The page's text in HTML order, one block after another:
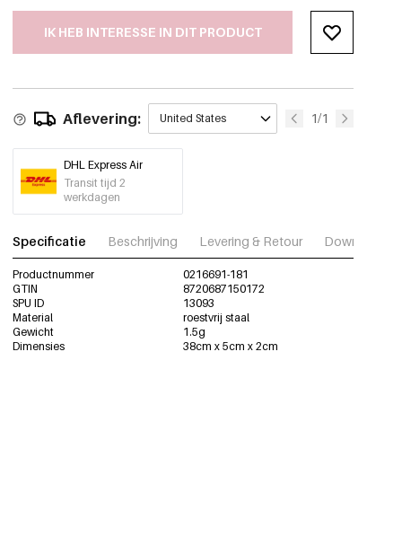
IK HEB INTERESSE IN DIT PRODUCT
Aflevering: United States 1/1
DHL Express Air
Transit tijd 2
werkdagen
Specificatie Beschrijving Levering & Retour Download
Productnummer
0216691-181
GTIN
8720687150172
SPU ID
13093
Material
roestvrij staal
Gewicht
1.5g
Dimensies
38cm x 5cm x 2cm